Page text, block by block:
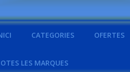
CATEGORIES OFERTES
LES MARQUES